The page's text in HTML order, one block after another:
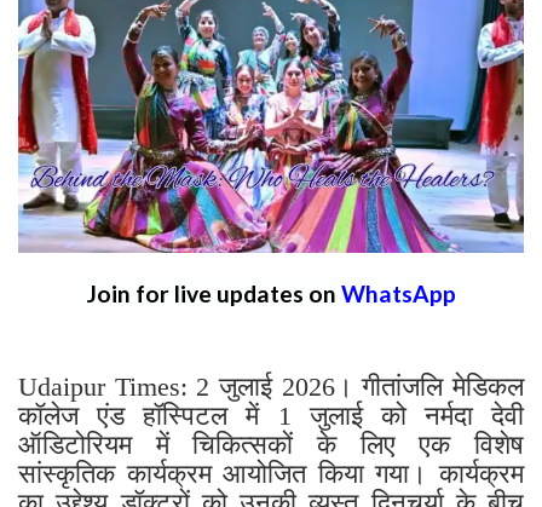
Join for live updates on WhatsApp
Udaipur Times: 2 जुलाई 2026। गीतांजलि मेडिकल
कॉलेज एंड हॉस्पिटल में 1 जुलाई को नर्मदा देवी
ऑडिटोरियम में चिकित्सकों के लिए एक विशेष
सांस्कृतिक कार्यक्रम आयोजित किया गया। कार्यक्रम